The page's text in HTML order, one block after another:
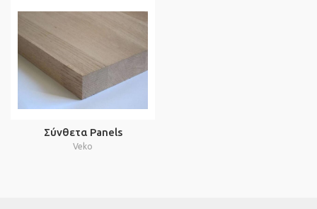
Σύνθετα Panels
Veko